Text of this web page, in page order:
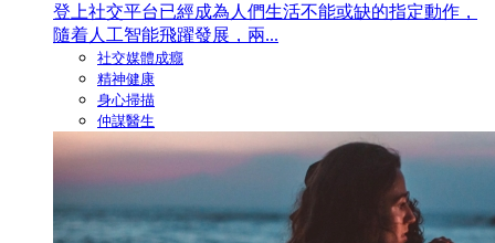
登上社交平台已經成為人們生活不能或缺的指定動作，
隨着人工智能飛躍發展，兩...
社交媒體成癮
精神健康
身心掃描
仲謀醫生